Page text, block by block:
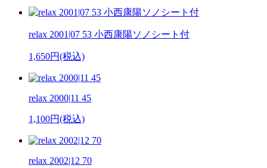
relax 2001|07 53 小西康陽ソノシート付
1,650円(税込)
relax 2000|11 45
1,100円(税込)
relax 2002|12 70